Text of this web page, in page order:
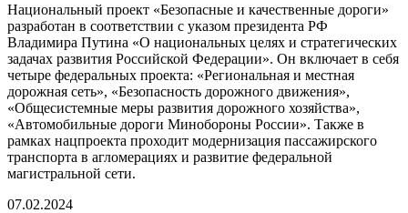
Национальный проект «Безопасные и качественные дороги»
разработан в соответствии с указом президента РФ
Владимира Путина «О национальных целях и стратегических
задачах развития Российской Федерации». Он включает в себя
четыре федеральных проекта: «Региональная и местная
дорожная сеть», «Безопасность дорожного движения»,
«Общесистемные меры развития дорожного хозяйства»,
«Автомобильные дороги Минобороны России». Также в
рамках нацпроекта проходит модернизация пассажирского
транспорта в агломерациях и развитие федеральной
магистральной сети.
07.02.2024